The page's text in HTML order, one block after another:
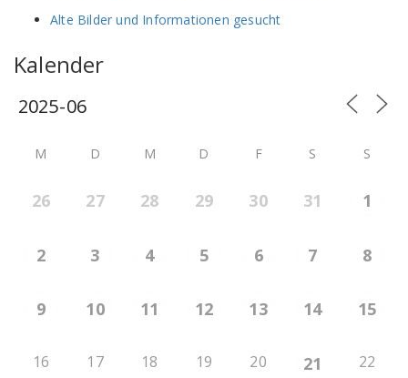
Alte Bilder und Informationen gesucht
Kalender
M D M D F S S
26 27 28 29 30 31 1
2 3 4 5 6 7 8
9 10 11 12 13 14 15
16 17 18 19 20 21 22